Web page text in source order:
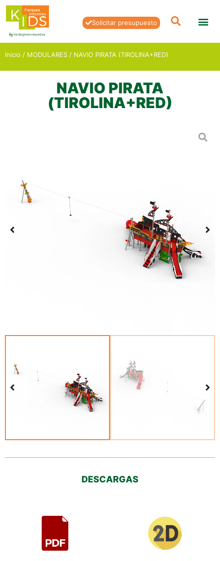
Solicitar presupuesto
Inicio / MODULARES / NAVIO PIRATA (TIROLINA+RED)
NAVIO PIRATA
(TIROLINA+RED)
DESCARGAS